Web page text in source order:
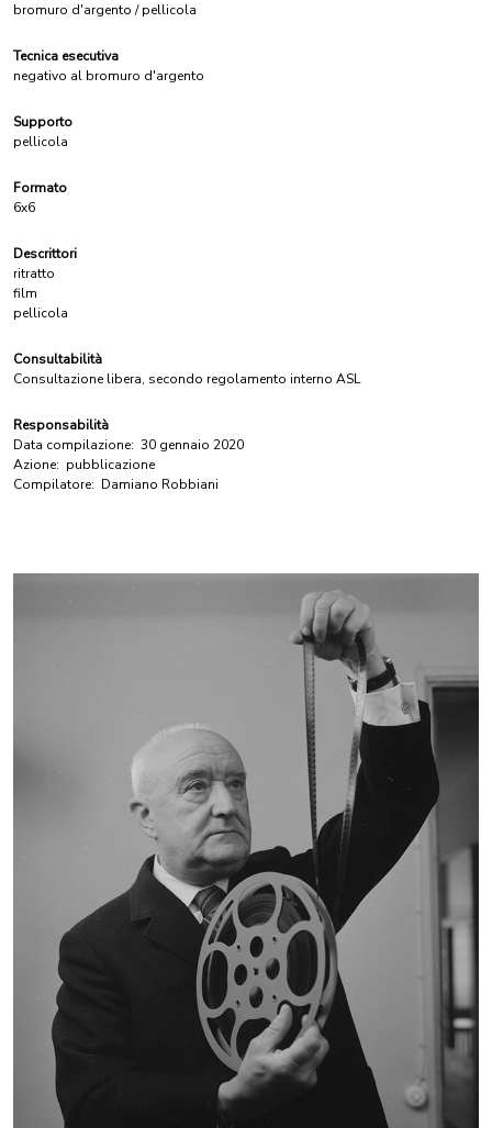
bromuro d'argento / pellicola
Tecnica esecutiva
negativo al bromuro d'argento
Supporto
pellicola
Formato
6x6
Descrittori
ritratto
film
pellicola
Consultabilità
Consultazione libera, secondo regolamento interno ASL
Responsabilità
Data compilazione: 30 gennaio 2020
Azione: pubblicazione
Compilatore: Damiano Robbiani